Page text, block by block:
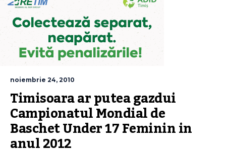
noiembrie 24, 2010
Timisoara ar putea gazdui
Campionatul Mondial de
Baschet Under 17 Feminin in
anul 2012